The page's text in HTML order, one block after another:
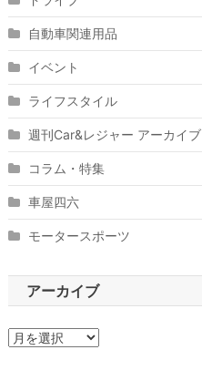
自動車関連用品
イベント
ライフスタイル
週刊Car&レジャー アーカイブ
コラム・特集
車屋四六
モータースポーツ
アーカイブ
ア